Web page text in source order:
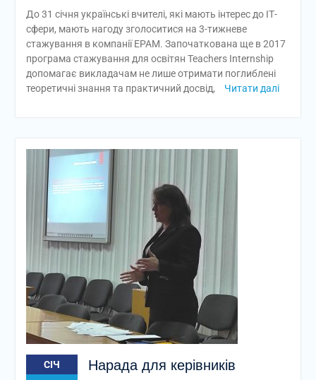
До 31 січня українські вчителі, які мають інтерес до ІТ-
сфери, мають нагоду зголоситися на 3-тижневе
стажування в компанії EPAM. Започаткована ще в 2017
програма стажування для освітян Teachers Internship
допомагає викладачам не лише отримати поглиблені
теоретичні знання та практичний досвід,
Читати далі
СІЧ
Нарада для керівників